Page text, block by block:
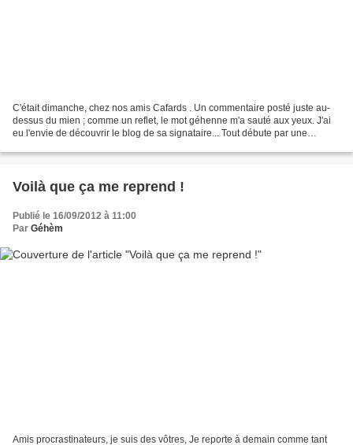
C'était dimanche, chez nos amis Cafards . Un commentaire posté juste au-
dessus du mien ; comme un reflet, le mot géhenne m'a sauté aux yeux. J'ai
eu l'envie de découvrir le blog de sa signataire... Tout débute par une
Voilà que ça me reprend !
Publié le 16/09/2012 à 11:00
Par Géhèm
Amis procrastinateurs, je suis des vôtres, Je reporte à demain comme tant